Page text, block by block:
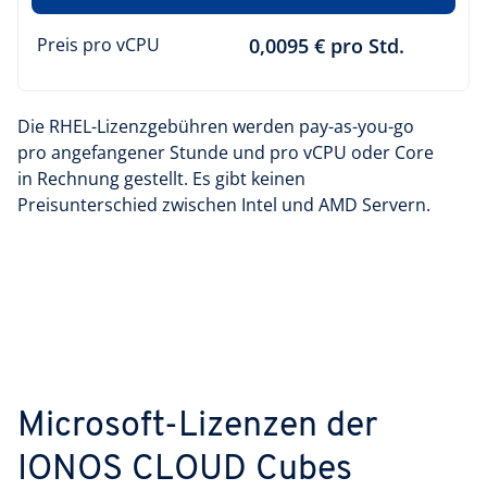
Preis pro vCPU 0,0095 € pro Std.
Die RHEL-Lizenzgebühren werden pay-as-you-go
pro angefangener Stunde und pro vCPU oder Core
in Rechnung gestellt. Es gibt keinen
Preisunterschied zwischen Intel und AMD Servern.
Microsoft-Lizenzen der
IONOS CLOUD Cubes